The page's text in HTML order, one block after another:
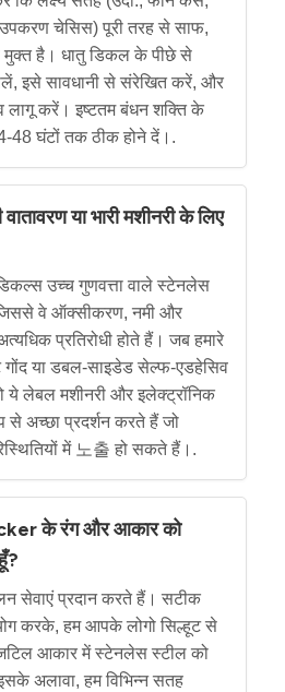
उपकरण चेसिस) पूरी तरह से साफ,
है। धातु डिकल के पीछे से
इसे सावधानी से संरेखित करें, और
लागू करें। इष्टतम बंधन शक्ति के
48 घंटों तक ठीक होने दें।.
या भारी मशीनरी के लिए
उच्च गुणवत्ता वाले स्टेनलेस
जिससे वे ऑक्सीकरण, नमी और
प्रतिरोधी होते हैं। जब हमारे
गोंद या डबल-साइडेड सेल्फ-एडहेसिव
ये लेबल मशीनरी और इलेक्ट्रॉनिक
से अच्छा प्रदर्शन करते हैं जो
में 노출 हो सकते हैं।.
के रंग और आकार को
सेवाएं प्रदान करते हैं। सटीक
करके, हम आपके लोगो सिल्हूट से
आकार में स्टेनलेस स्टील को
अलावा, हम विभिन्न सतह